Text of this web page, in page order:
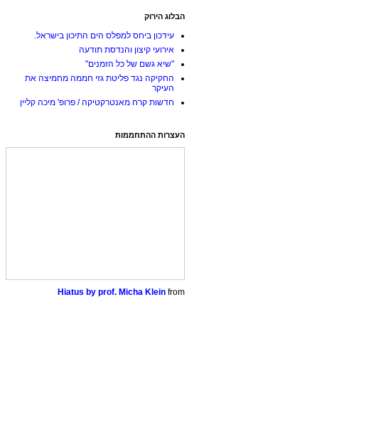
הבלוג הירוק
עידכון ביחס למפלס הים התיכון בישראל.
אירועי קיצון והנדסת תודעה
"שיא גשם של כל הזמנים"
החקיקה נגד פליטת גזי חממה מחמיצה את
העיקר
חדשות קרח מאנטרקטיקה / פרופ' מיכה קליין
העצרות ההתחממות
Hiatus by prof. Micha Klein from